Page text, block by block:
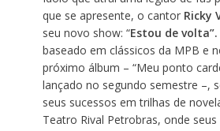
que se apresente, o cantor Ricky
seu novo show: “Estou de volta”.
baseado em clássicos da MPB e
próximo álbum – “Meu ponto
lançado no segundo semestre –,
seus sucessos em trilhas de
Teatro Rival Petrobras, onde seus